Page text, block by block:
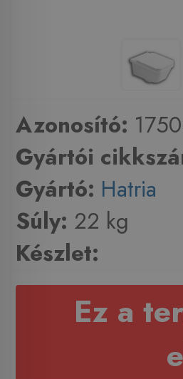
Azonosító:
Gyártói
Gyártó: Hatria
Súly: 22 kg
Készlet:
Ez a